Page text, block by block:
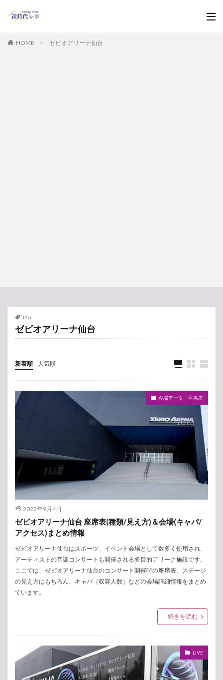
HOME ゼビオアリーナ仙台
TAG
ゼビオアリーナ仙台
新着順 人気順
会場データ・座席表
2022年9月4日
ゼビオアリーナ仙台 座席表(種類/見え方)＆会場(キャパ/
アクセス)まとめ情報
ゼビオアリーナ仙台はスポーツ、イベント会場として数多く使用され、
アーティストの音楽コンサートも開催される多目的アリーナ施設です。
ここでは、ゼビオアリーナ仙台のコンサート開催時の座席表、ステージ
の見え方はもちろん、キャパ（収容人数）などの会場詳細情報をまとめ
ています。
続きを読む
LIVE